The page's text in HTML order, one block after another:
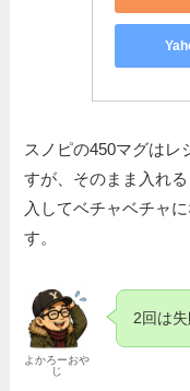
スノピの450マグはレ
すが、そのまま入れ
入してベチャベチャ
す。
よかろーおや
じ
2回は